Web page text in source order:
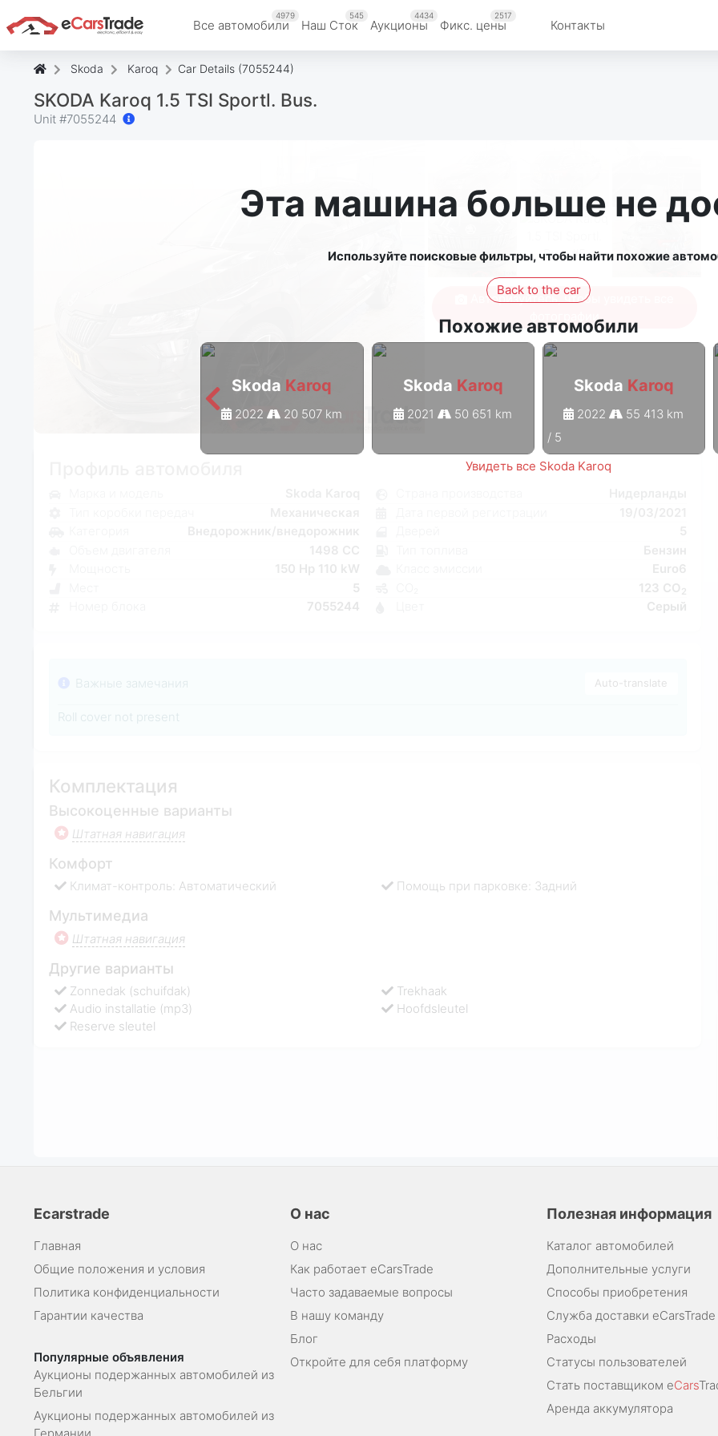
Все автомобили
4979
Наш Cток
545
Аукционы
4434
Фикс. цены
2517
Контакты
Skoda Karoq Car Details (7055244)
SKODA Karoq 1.5 TSI Sportl. Bus.
Unit #7055244
Эта машина больше не
Используйте поисковые фильтры, чтобы найти похожие
Back to the car
Похожие автомобили
Skoda Karoq
2022 20 507 km
Skoda Karoq
2021 50 651 km
Skoda Karoq
2022 55 413 km
/ 5
Увидеть все Skoda Karoq
Авторизуйтесь, чтобы увидеть все
фотографии
150 Hp 110 kW
5
7055244
Euro6
123 CO 2
Серый
Важные замечания Auto-translate
Roll cover not present
Комплектация
Высокоценные варианты
Штатная навигация
Комфорт
Климат-контроль: Автоматический Помощь при парковке: Задний
Мультимедиа
Штатная навигация
Другие варианты
Zonnedak (schuifdak)
Trekhaak
Audio installatie (mp3)
Hoofdsleutel
Reserve sleutel
Ecarstrade
Главная
Общие положения и условия
Политика конфиденциальности
Гарантии качества
Популярные объявления
Аукционы подержанных автомобилей из
Бельгии
Аукционы подержанных автомобилей из
О нас
О нас
Как работает eCarsTrade
Часто задаваемые вопросы
В нашу команду
Блог
Откройте для себя платформу
Полезная информация
Каталог автомобилей
Дополнительные услуги
Способы приобретения
Служба доставки eCarsTrade
Расходы
Статусы пользователей
Стать поставщиком eCars
Аренда аккумулятора